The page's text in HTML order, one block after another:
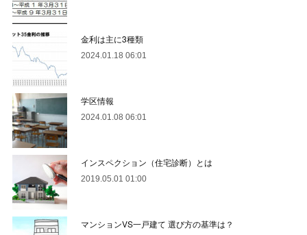
金利は主に3種類
2024.01.18 06:01
学区情報
2024.01.08 06:01
インスペクション（住宅診断）とは
2019.05.01 01:00
マンションVS一戸建て 選び方の基準は？